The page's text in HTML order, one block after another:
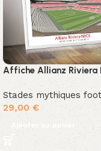
Affiche Allianz Riviera
Stades mythiques foot
29,00 €
Ajouter au panier